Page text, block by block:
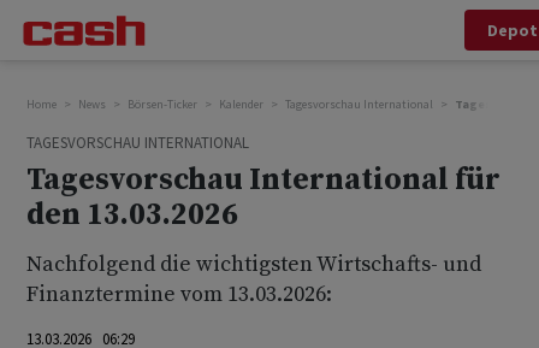
Depot
Home News Börsen-Ticker Kalender Tagesvorschau International
TAGESVORSCHAU INTERNATIONAL
Tagesvorschau International für
den 13.03.2026
Nachfolgend die wichtigsten Wirtschafts- und
Finanztermine vom 13.03.2026:
13.03.2026 06:29